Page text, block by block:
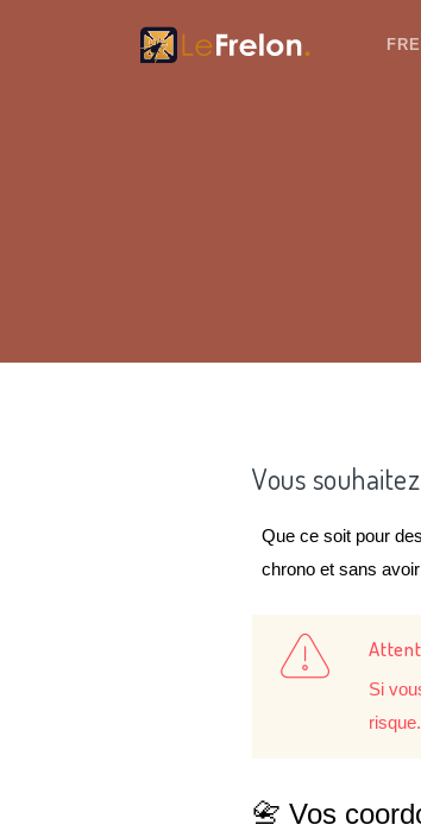
Vous
Que ce soit pour des
chrono et sans
Si
📇 Vos